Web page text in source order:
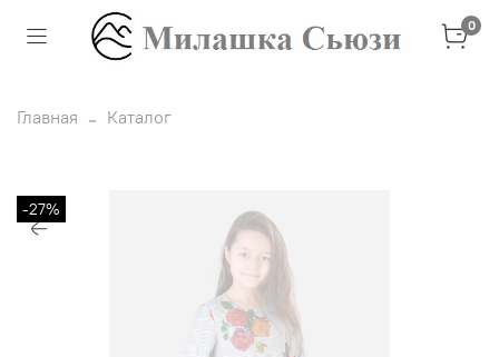
0
Главная Каталог
-27%